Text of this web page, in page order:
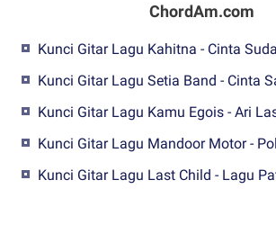
ChordAm.com
Kunci Gitar Lagu Kahitna - Cinta
Kunci Gitar Lagu Setia Band - Cinta
Kunci Gitar Lagu Kamu Egois - Ari
Kunci Gitar Lagu Mandoor Motor -
Kunci Gitar Lagu Last Child - Lagu